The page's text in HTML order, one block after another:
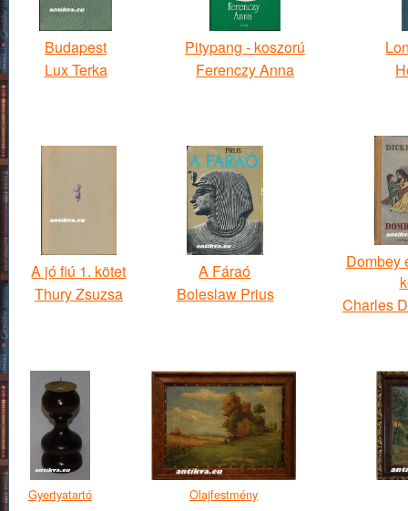
Budapest
Lux Terka
Pitypang - koszorú
Ferenczy Anna
A jó fiú 1. kötet
Thury Zsuzsa
A Fáraó
Boleslaw Prius
Dombey
Charles
Gyertyatartó Olajfestmény